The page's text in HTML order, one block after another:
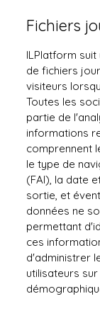
Fichiers
ILPlatform
de fichiers
visiteurs
Toutes les
partie de
informations
comprennent
le type de
(FAI), la date
sortie, et
données ne
permettant
ces
d'administrer
utilisateurs